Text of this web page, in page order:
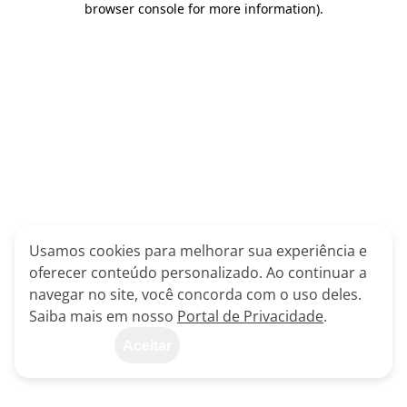
browser console for more information).
Usamos cookies para melhorar sua experiência e
oferecer conteúdo personalizado. Ao continuar a
navegar no site, você concorda com o uso deles.
Saiba mais em nosso Portal de Privacidade.